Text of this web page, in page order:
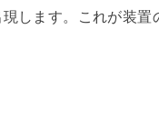
現します。これが装